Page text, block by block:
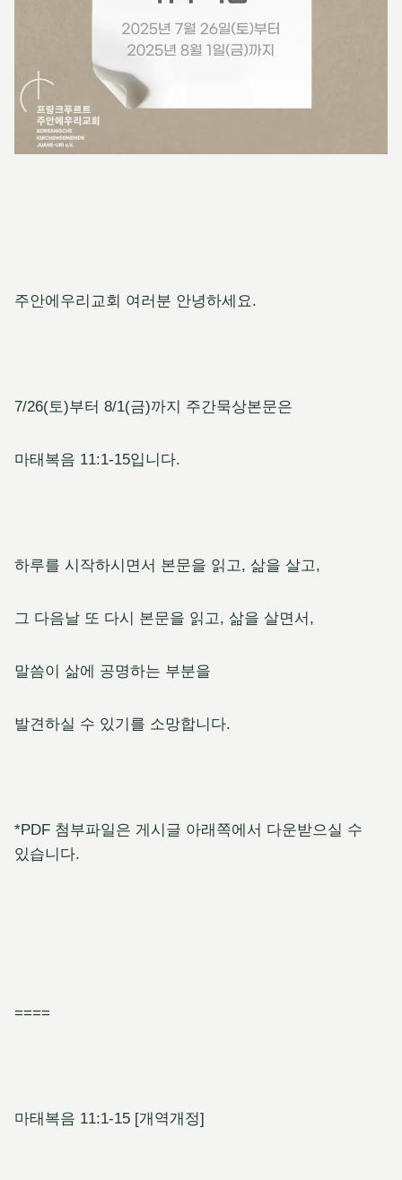
주안에우리교회 여러분 안녕하세요.
7/26(토)부터 8/1(금)까지 주간묵상본문은
마태복음 11:1-15입니다.
하루를 시작하시면서 본문을 읽고, 삶을 살고,
그 다음날 또 다시 본문을 읽고, 삶을 살면서,
말씀이 삶에 공명하는 부분을
발견하실 수 있기를 소망합니다.
*PDF 첨부파일은 게시글 아래쪽에서 다운받으실 수
있습니다.
====
마태복음 11:1-15 [개역개정]